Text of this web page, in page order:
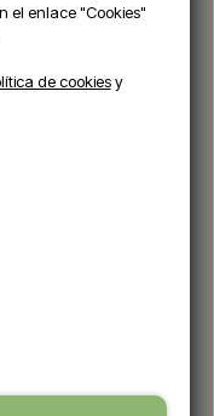
el enlace "Cookies"
de cookiesy